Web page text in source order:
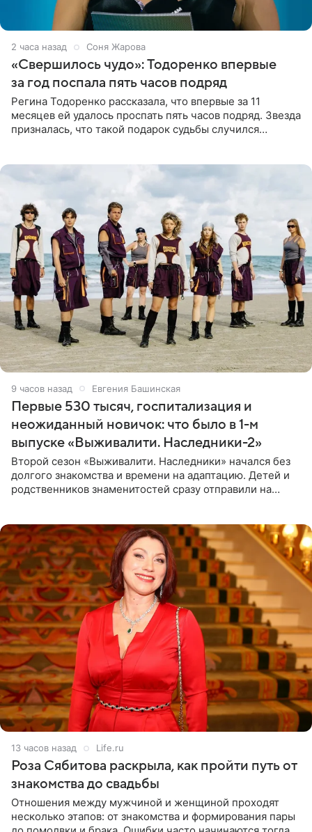
2 часа назад Соня Жарова
«Свершилось чудо»: Тодоренко впервые
за год поспала пять часов подряд
Регина Тодоренко рассказала, что впервые за 11
месяцев ей удалось проспать пять часов подряд. Звезда
призналась, что такой подарок судьбы случился
9 часов назад Евгения Башинская
Первые 530 тысяч, госпитализация и
неожиданный новичок: что было в 1-м
выпуске «Выживалити. Наследники-2»
Второй сезон «Выживалити. Наследники» начался без
долгого знакомства и времени на адаптацию. Детей и
родственников знаменитостей сразу отправили на
13 часов назад Life.ru
Роза Сябитова раскрыла, как пройти путь от
знакомства до свадьбы
Отношения между мужчиной и женщиной проходят
несколько этапов: от знакомства и формирования пары